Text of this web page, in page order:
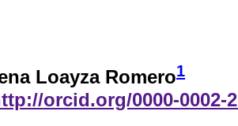
Loayza Romero1
orcid.org/0000-0002-